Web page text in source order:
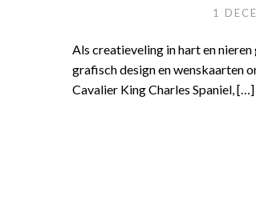
1
Als creatieveling in hart en
grafisch design en wenskaarten
Cavalier King Charles Spaniel, […]